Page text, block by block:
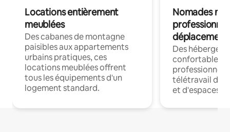
Locations entièrement
meublées
Des cabanes de montagne
paisibles aux appartements
urbains pratiques, ces
locations meublées offrent
tous les équipements d'un
logement standard.
Nomades
déplacement
Des
confortables
professionnels
télétravail
et d'espaces